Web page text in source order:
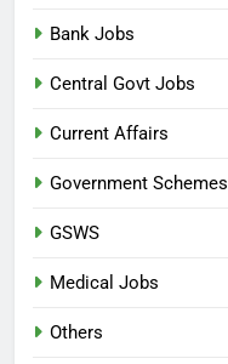
Bank Jobs
Central Govt Jobs
Current Affairs
Government Schemes
GSWS
Medical Jobs
Others